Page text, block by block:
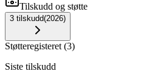
Tilskudd og støtte
3 tilskudd(2026)
Støtteregisteret (3)
Siste tilskudd